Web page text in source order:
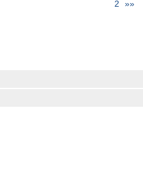
2 |»»